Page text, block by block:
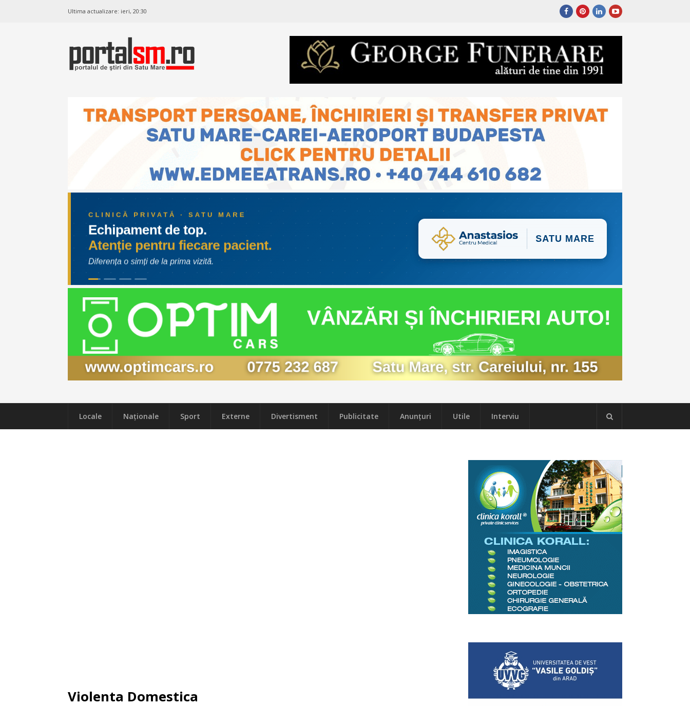
Ultima actualizare: ieri, 20:30
Locale Naţionale Sport Externe Divertisment Publicitate Anunțuri Utile Interviu
Violenta Domestica